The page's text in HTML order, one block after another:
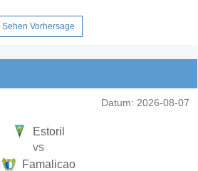
Sehen Vorhersage
Datum: 2026-08-07
Estoril
vs
Famalicao